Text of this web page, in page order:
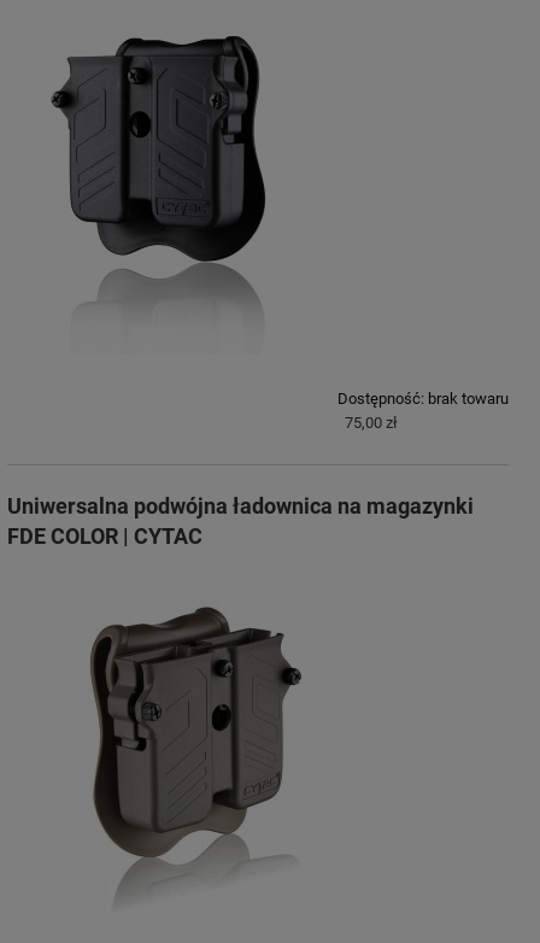
Dostępność: brak towaru
75,00 zł
Uniwersalna podwójna ładownica na magazynki
FDE COLOR | CYTAC